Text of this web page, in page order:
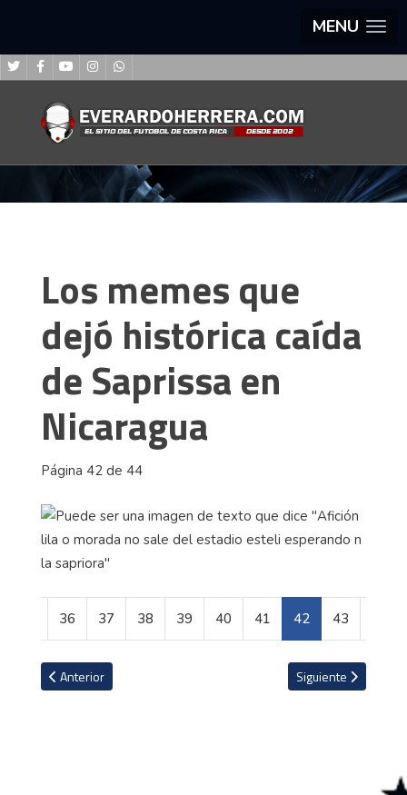
MENU
Los memes que
dejó histórica caída
de Saprissa en
Nicaragua
Página 42 de 44
36 37 38 39 40 41 42 43
Artículo anterior: Las profesiones que se perfilan con más auge
Anterior Artículo siguiente:
Siguiente